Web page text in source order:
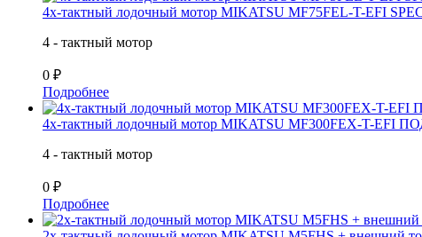
4х-тактный лодочный мотор MIKATSU MF75FEL-T-EFI
4 - тактный мотор
0 ₽
Подробнее
4х-тактный лодочный мотор MIKATSU MF300FEX-T-EFI
4 - тактный мотор
0 ₽
Подробнее